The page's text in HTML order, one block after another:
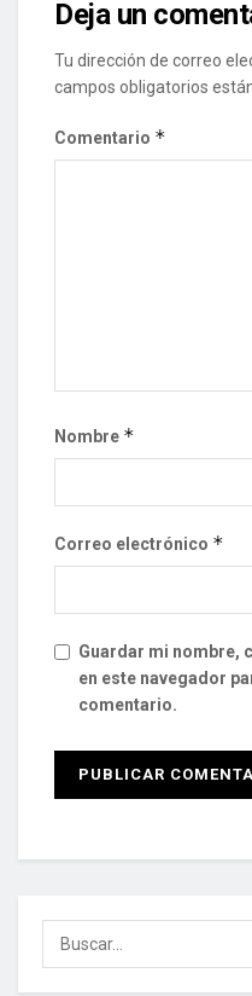
Deja un
Tu dirección de correo
campos obligatorios
Comentario *
Nombre *
Correo electrónico *
Guardar mi nombre,
en este navegador
comentario.